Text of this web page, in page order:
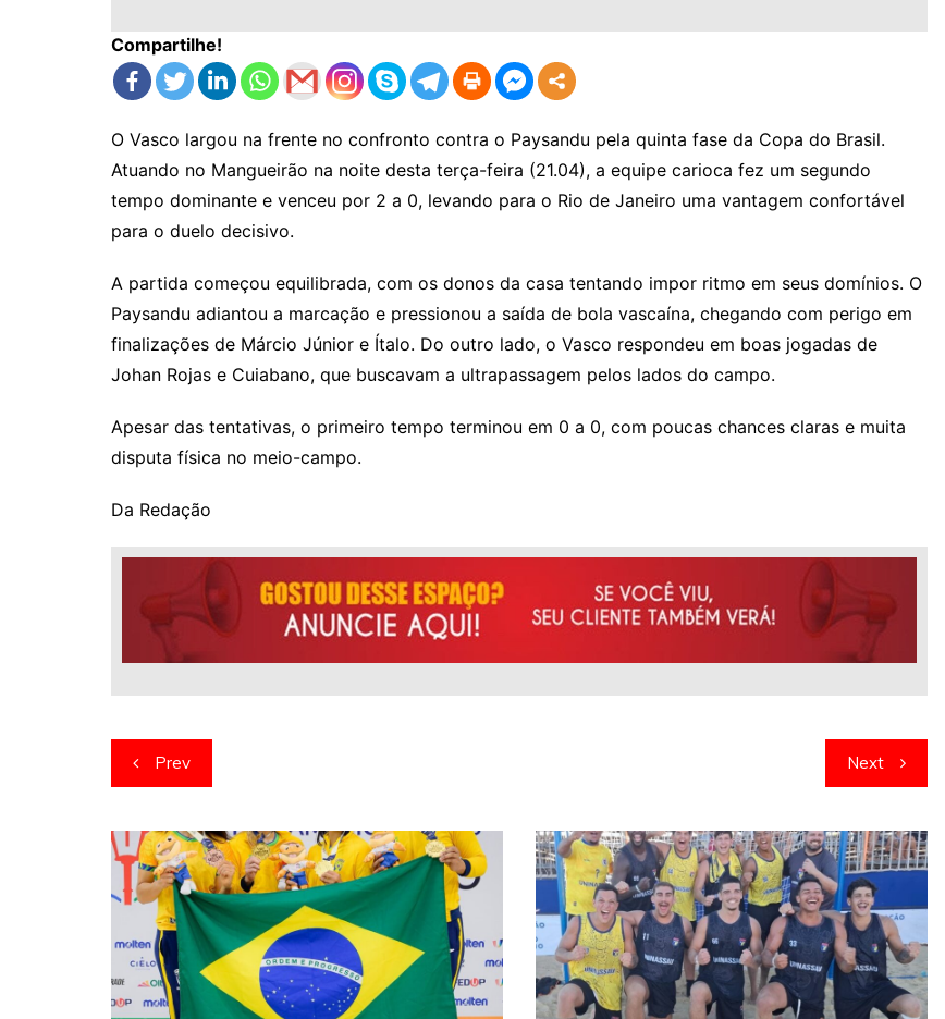
Compartilhe!
O Vasco largou na frente no confronto contra o Paysandu pela quinta fase da Copa do Brasil.
Atuando no Mangueirão na noite desta terça-feira (21.04), a equipe carioca fez um segundo
tempo dominante e venceu por 2 a 0, levando para o Rio de Janeiro uma vantagem confortável
para o duelo decisivo.
A partida começou equilibrada, com os donos da casa tentando impor ritmo em seus domínios. O
Paysandu adiantou a marcação e pressionou a saída de bola vascaína, chegando com perigo em
finalizações de Márcio Júnior e Ítalo. Do outro lado, o Vasco respondeu em boas jogadas de
Johan Rojas e Cuiabano, que buscavam a ultrapassagem pelos lados do campo.
Apesar das tentativas, o primeiro tempo terminou em 0 a 0, com poucas chances claras e muita
disputa física no meio-campo.
Da Redação
Navegação
de
artigos
Prev Next